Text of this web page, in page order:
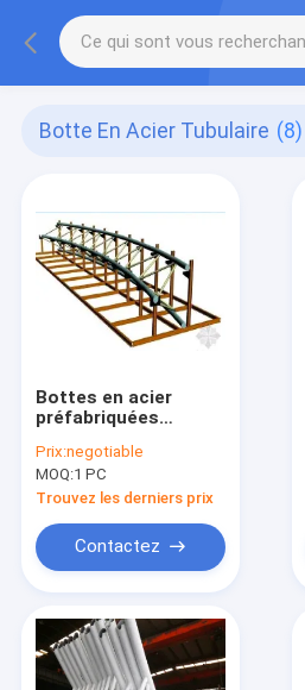
Botte En Acier Tubulaire (8)
Bottes en acier
préfabriquées
Prix:negotiable
MOQ:1 PC
Trouvez les derniers prix
Contactez